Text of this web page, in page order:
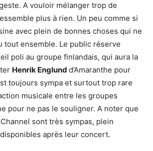
A vouloir mélanger trop de
plus à rien. Un peu comme si
avec plein de bonnes choses qui ne
tout ensemble. Le public réserve
poli au groupe finlandais, qui aura la
Henrik Englund d’Amaranthe pour
toujours sympa et surtout trop rare
musicale entre les groupes
pour ne pas le souligner. A noter que
sont très sympas, plein
après leur concert.